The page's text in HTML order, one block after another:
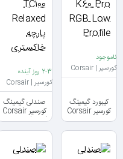
ناموجود
کورسیر | Corsair
کیبورد گیمینگ
کورسیر Corsair
K60 Pro RGB
Low Profile
2-3 روز آینده
کورسیر | Corsair
صندلی گیمینگ
کورسیر Corsair
TC100 Relaxed
پارچه خاکستری